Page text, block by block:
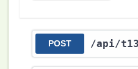
POST /api/